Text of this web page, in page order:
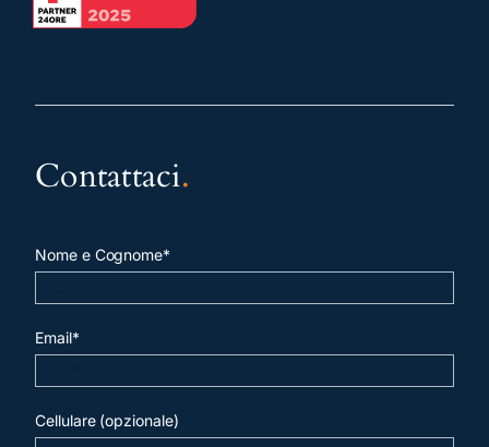
Contattaci.
Nome e Cognome*
Email*
Cellulare (opzionale)